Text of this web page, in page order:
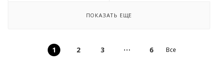
ПОКАЗАТЬ ЕЩЕ
1 2 3 6 Все